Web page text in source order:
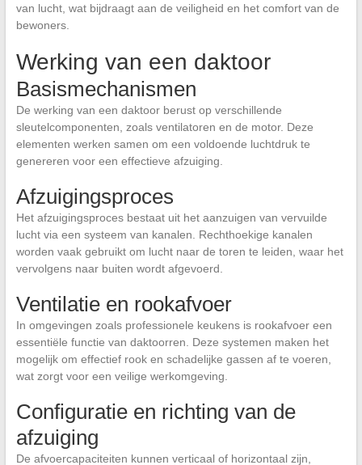
van lucht, wat bijdraagt aan de veiligheid en het comfort van de
bewoners.
Werking van een daktoor
Basismechanismen
De werking van een daktoor berust op verschillende
sleutelcomponenten, zoals ventilatoren en de motor. Deze
elementen werken samen om een voldoende luchtdruk te
genereren voor een effectieve afzuiging.
Afzuigingsproces
Het afzuigingsproces bestaat uit het aanzuigen van vervuilde
lucht via een systeem van kanalen. Rechthoekige kanalen
worden vaak gebruikt om lucht naar de toren te leiden, waar het
vervolgens naar buiten wordt afgevoerd.
Ventilatie en rookafvoer
In omgevingen zoals professionele keukens is rookafvoer een
essentiële functie van daktoorren. Deze systemen maken het
mogelijk om effectief rook en schadelijke gassen af te voeren,
wat zorgt voor een veilige werkomgeving.
Configuratie en richting van de
afzuiging
De afvoercapaciteiten kunnen verticaal of horizontaal zijn,